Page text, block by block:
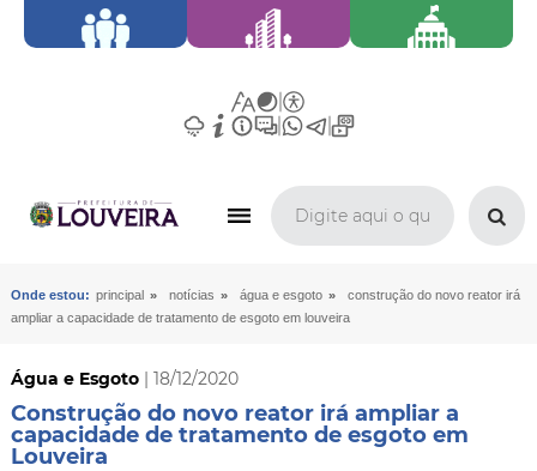
Onde estou: principal » notícias » água e esgoto »
construção do novo reator irá
ampliar a capacidade de tratamento de esgoto em louveira
Água e Esgoto| 18/12/2020
Construção do novo reator irá ampliar a
capacidade de tratamento de esgoto em
Louveira